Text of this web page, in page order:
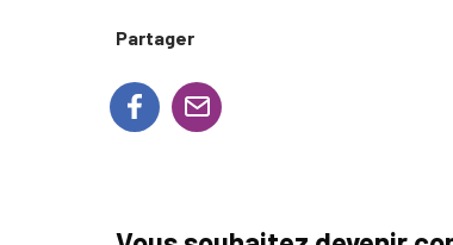
Partager